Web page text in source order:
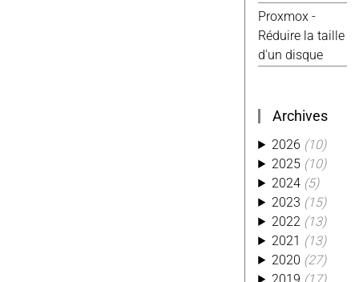
Ti
Website
(4)
Alexa
(3)
Aliexpress (3)
Hack (3)
Kobo (3)
Kwirk (3)
Migration (3)
Octoprint (3)
Photo (3)
Php (3)
Piwik (3)
Python (3)
Proxmox -
Réduire la taille
d'un disque
Archives
2026 (10)
2025 (10)
2024 (5)
2023 (15)
2022 (13)
2021 (13)
2020 (27)